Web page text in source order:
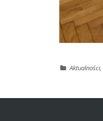
Aktualności,